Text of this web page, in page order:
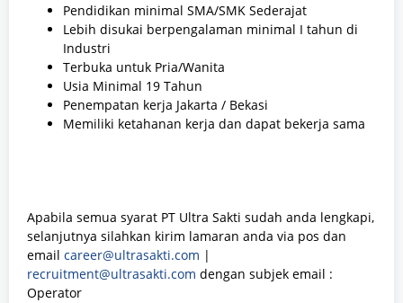
Pendidikan minimal SMA/SMK Sederajat
Lebih disukai berpengalaman minimal I tahun di
Industri
Terbuka untuk Pria/Wanita
Usia Minimal 19 Tahun
Penempatan kerja Jakarta / Bekasi
Memiliki ketahanan kerja dan dapat bekerja sama
Apabila semua syarat PT Ultra Sakti sudah anda lengkapi,
selanjutnya silahkan kirim lamaran anda via pos dan
email career@ultrasakti.com |
recruitment@ultrasakti.com dengan subjek email :
Operator